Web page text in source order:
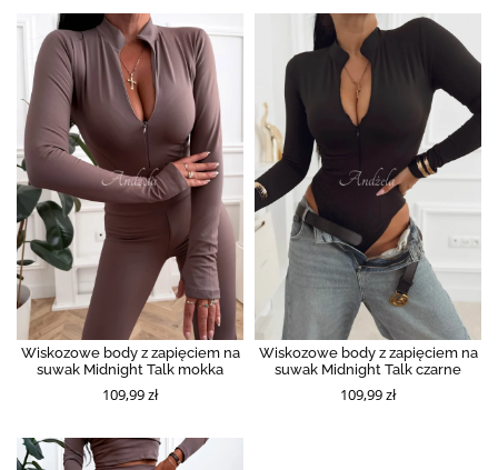
Wiskozowe body z zapięciem na
suwak Midnight Talk mokka
109,99 zł
Wiskozowe body z zapięciem na
suwak Midnight Talk czarne
109,99 zł